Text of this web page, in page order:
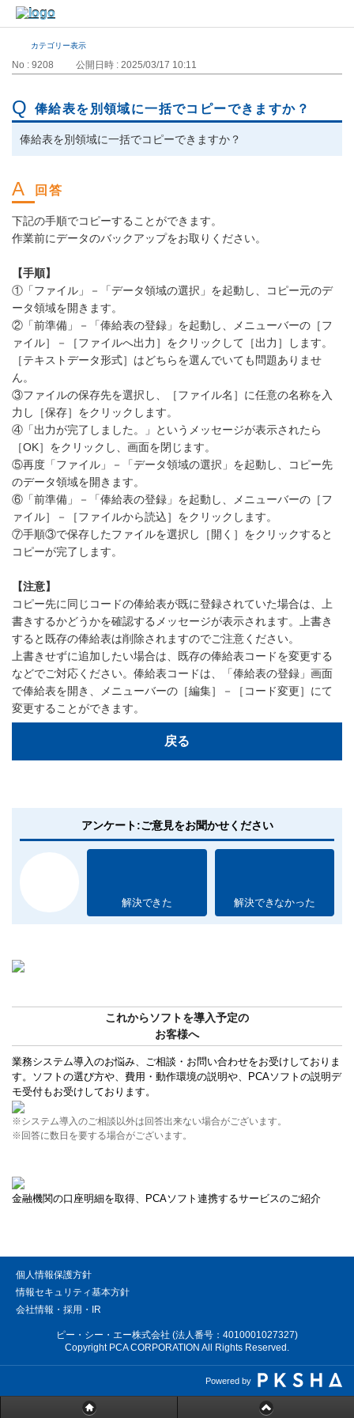
カテゴリー表示
No : 9208 公開日時 : 2025/03/17 10:11
俸給表を別領域に一括でコピーできますか？
俸給表を別領域に一括でコピーできますか？
下記の手順でコピーすることができます。
作業前にデータのバックアップをお取りください。
【手順】
①「ファイル」－「データ領域の選択」を起動し、コピー元のデ
ータ領域を開きます。
②「前準備」－「俸給表の登録」を起動し、メニューバーの［フ
ァイル］－［ファイルへ出力］をクリックして［出力］します。
［テキストデータ形式］はどちらを選んでいても問題ありませ
ん。
③ファイルの保存先を選択し、［ファイル名］に任意の名称を入
力し［保存］をクリックします。
④「出力が完了しました。」というメッセージが表示されたら
［OK］をクリックし、画面を閉じます。
⑤再度「ファイル」－「データ領域の選択」を起動し、コピー先
のデータ領域を開きます。
⑥「前準備」－「俸給表の登録」を起動し、メニューバーの［フ
ァイル］－［ファイルから読込］をクリックします。
⑦手順③で保存したファイルを選択し［開く］をクリックすると
コピーが完了します。
【注意】
コピー先に同じコードの俸給表が既に登録されていた場合は、上
書きするかどうかを確認するメッセージが表示されます。上書き
すると既存の俸給表は削除されますのでご注意ください。
上書きせずに追加したい場合は、既存の俸給表コードを変更する
などでご対応ください。俸給表コードは、「俸給表の登録」画面
で俸給表を開き、メニューバーの［編集］－［コード変更］にて
変更することができます。
戻る
アンケート:ご意見をお聞かせください
解決できた 解決できなかった
これからソフトを導入予定の
お客様へ
業務システム導入のお悩み、ご相談・お問い合わせをお受けしておりま
す。ソフトの選び方や、費用・動作環境の説明や、PCAソフトの説明デ
モ受付もお受けしております。
※システム導入のご相談以外は回答出来ない場合がございます。
※回答に数日を要する場合がございます。
金融機関の口座明細を取得、PCAソフト連携するサービスのご紹介
個人情報保護方針
情報セキュリティ基本方針
会社情報・採用・IR
ピー・シー・エー株式会社 (法人番号：4010001027327)
Copyright PCA CORPORATION All Rights Reserved.
Powered by